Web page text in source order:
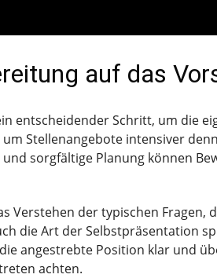
auf das
entscheidender Schritt, um die
Stellenangebote intensiver
sorgfältige Planung können
Verstehen der typischen Fragen,
die Art der Selbstpräsentation
angestrebte Position klar und
achten.